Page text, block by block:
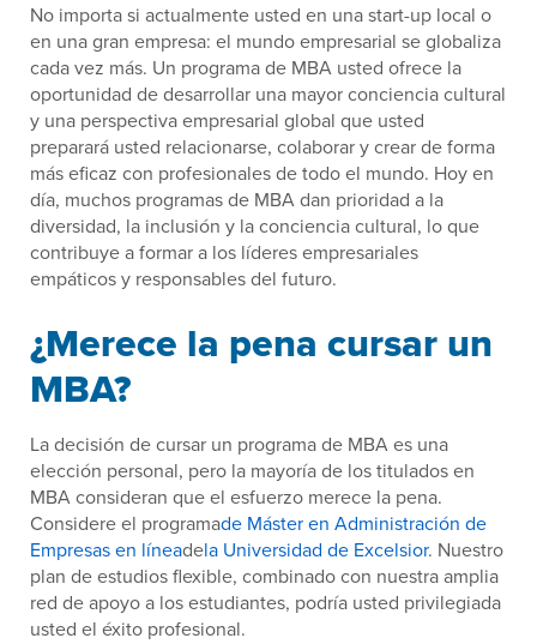
No importa si actualmente usted en una start-up local o
en una gran empresa: el mundo empresarial se globaliza
cada vez más. Un programa de MBA usted ofrece la
oportunidad de desarrollar una mayor conciencia cultural
y una perspectiva empresarial global que usted
preparará usted relacionarse, colaborar y crear de forma
más eficaz con profesionales de todo el mundo. Hoy en
día, muchos programas de MBA dan prioridad a la
diversidad, la inclusión y la conciencia cultural, lo que
contribuye a formar a los líderes empresariales
empáticos y responsables del futuro.
¿Merece la pena cursar un
MBA?
La decisión de cursar un programa de MBA es una
elección personal, pero la mayoría de los titulados en
MBA consideran que el esfuerzo merece la pena.
Considere el programade Máster en Administración de
Empresas en líneadela Universidad de Excelsior. Nuestro
plan de estudios flexible, combinado con nuestra amplia
red de apoyo a los estudiantes, podría usted privilegiada
usted el éxito profesional.